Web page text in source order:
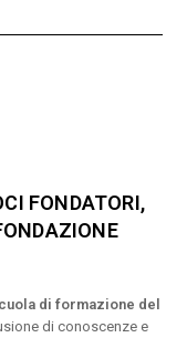
FONDATORI,
di formazione del
di conoscenze e